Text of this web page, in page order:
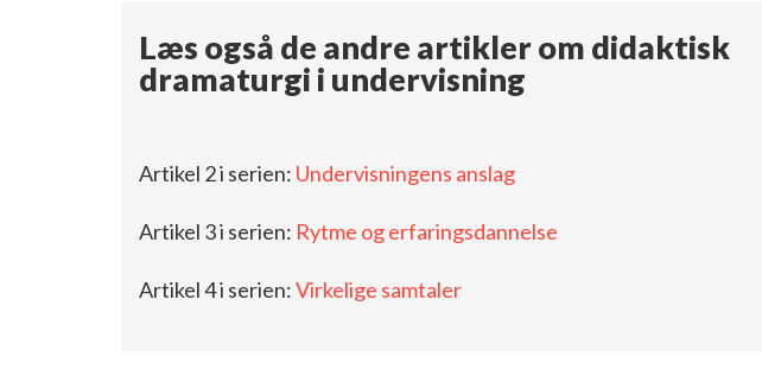
Læs også de andre artikler om didaktisk
dramaturgi i undervisning
Artikel 2 i serien: Undervisningens anslag
Artikel 3 i serien: Rytme og erfaringsdannelse
Artikel 4 i serien:Virkelige samtaler